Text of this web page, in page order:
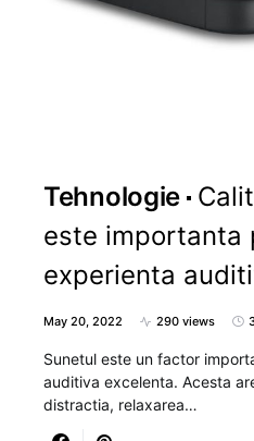
Tehnologie
este importanta
experienta
May 20, 2022 290 views
Sunetul este un factor
auditiva excelenta. Acesta
distractia, relaxarea…